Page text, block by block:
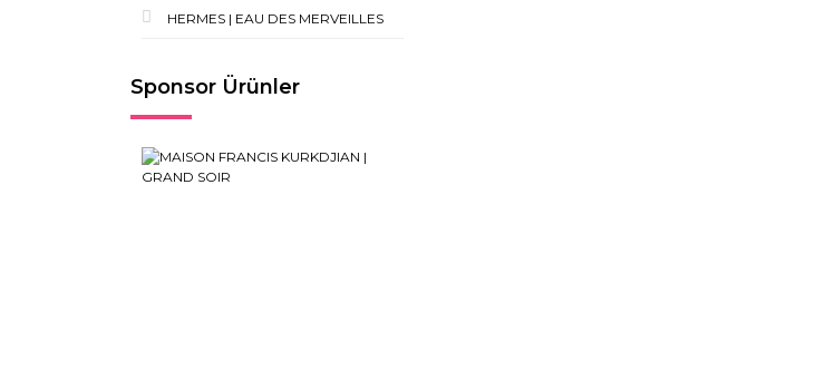
HERMES | EAU DES MERVEILLES
Sponsor Ürünler